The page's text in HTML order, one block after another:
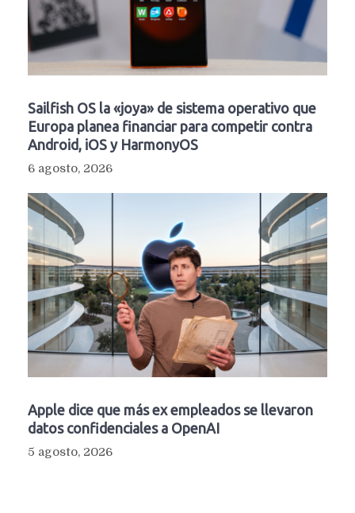
Sailfish OS la «joya» de sistema operativo que
Europa planea financiar para competir contra
Android, iOS y HarmonyOS
6 agosto, 2026
Apple dice que más ex empleados se llevaron
datos confidenciales a OpenAI
5 agosto, 2026